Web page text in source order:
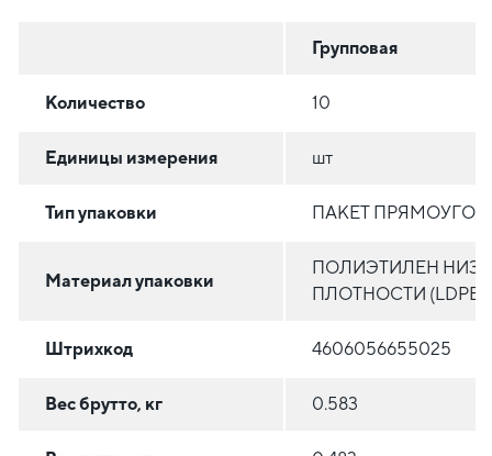
Групповая
Количество 10
Единицы измерения шт
Тип упаковки ПАКЕТ
Материал упаковки
ПОЛИЭТИЛЕН
ПЛОТНОСТИ (LDPE)
Штрихкод 4606056655025
Вес брутто, кг 0.583